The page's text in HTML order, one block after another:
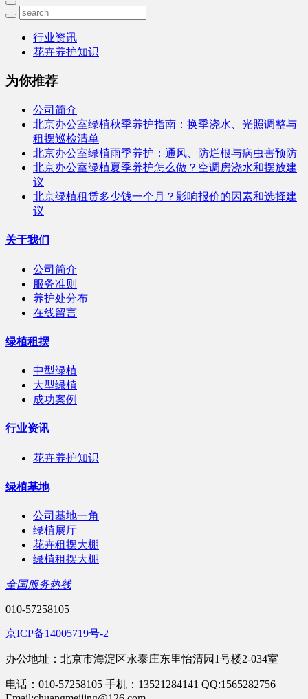
行业资讯
花卉养护知识
为你推荐
公司简介
北京办公室绿植秋季养护指南：换季浇水、光照调整与
租摆巡检清单
北京办公室绿植雨季养护：通风、防烂根与病虫害预防
北京办公室绿植夏季养护怎么做？空调房浇水和摆放建
议
北京绿植租赁多少钱一个月？影响报价的因素和选择建
议
关于我们
公司简介
服务准则
养护处分布
在线留言
绿植租摆
中型绿植
大型绿植
成功案例
行业资讯
花卉养护知识
绿植基地
公司基地一角
绿植展厅
花卉租摆大棚
绿植租摆大棚
全国服务热线
010-57258105
京ICP备14005719号-2
办公地址：北京市海淀区永泰庄东里怡清园1号楼2-034室
电话：010-57258105 手机：13521284141 QQ:1565282756